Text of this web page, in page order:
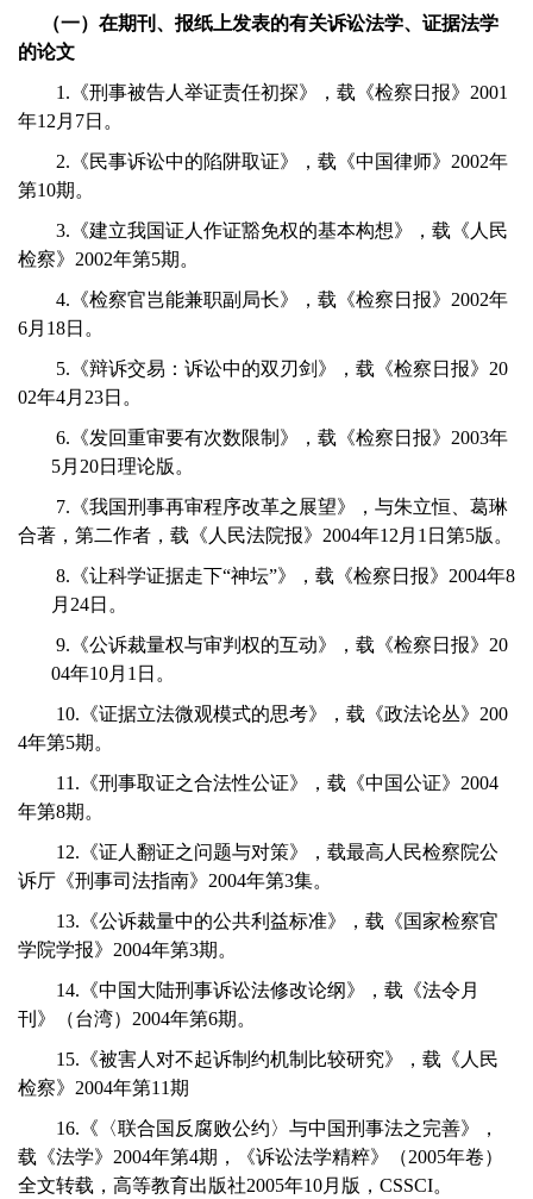
（一）在期刊、报纸上发表的有关诉讼法学、证据法学
的论文
1.《刑事被告人举证责任初探》，载《检察日报》2001
年12月7日。
2.《民事诉讼中的陷阱取证》，载《中国律师》2002年
第10期。
3.《建立我国证人作证豁免权的基本构想》，载《人民
检察》2002年第5期。
4.《检察官岂能兼职副局长》，载《检察日报》2002年
6月18日。
5.《辩诉交易：诉讼中的双刃剑》，载《检察日报》20
02年4月23日。
6.《发回重审要有次数限制》，载《检察日报》2003年
5月20日理论版。
7.《我国刑事再审程序改革之展望》，与朱立恒、葛琳
合著，第二作者，载《人民法院报》2004年12月1日第5版。
8.《让科学证据走下“神坛”》，载《检察日报》2004年8
月24日。
9.《公诉裁量权与审判权的互动》，载《检察日报》20
04年10月1日。
10.《证据立法微观模式的思考》，载《政法论丛》200
4年第5期。
11.《刑事取证之合法性公证》，载《中国公证》2004
年第8期。
12.《证人翻证之问题与对策》，载最高人民检察院公
诉厅《刑事司法指南》2004年第3集。
13.《公诉裁量中的公共利益标准》，载《国家检察官
学院学报》2004年第3期。
14.《中国大陆刑事诉讼法修改论纲》，载《法令月
刊》（台湾）2004年第6期。
15.《被害人对不起诉制约机制比较研究》，载《人民
检察》2004年第11期
16.《〈联合国反腐败公约〉与中国刑事法之完善》，
载《法学》2004年第4期，《诉讼法学精粹》（2005年卷）
全文转载，高等教育出版社2005年10月版，CSSCI。